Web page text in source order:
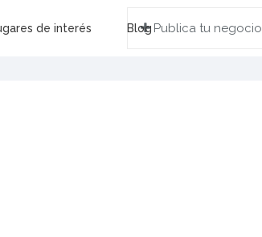
Publica tu negocio
de interés Blog